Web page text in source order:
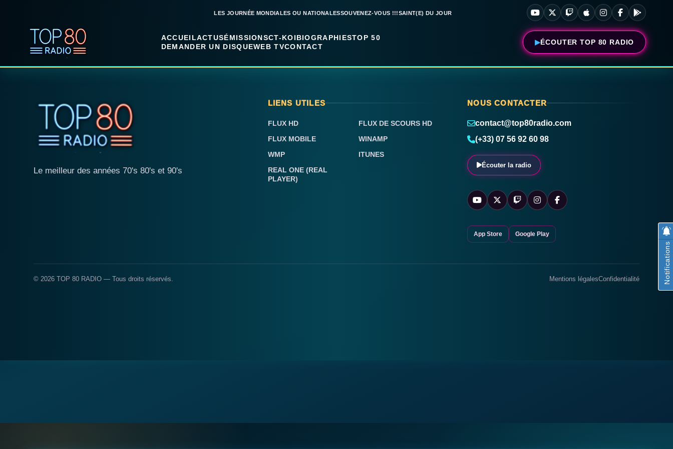
LES JOURNÉE MONDIALES OU NATIONALESSOUVENEZ-VOUS !!!SAINT(E) DU JOUR
ACCUEILACTUSÉMISSIONSCT-KOIBIOGRAPHIESTOP 50
DEMANDER UN DISQUEWEB TVCONTACT
ÉCOUTER TOP 80 RADIO
Le meilleur des années 70's 80's et 90's
LIENS UTILES
FLUX HD
FLUX DE SCOURS HD
FLUX MOBILE
WINAMP
WMP
ITUNES
REAL ONE (REAL
PLAYER)
NOUS CONTACTER
contact@top80radio.com
(+33) 07 56 92 60 98
Écouter la radio
App Store Google Play
© 2026 TOP 80 RADIO — Tous droits réservés. Mentions légalesConfidentialité Notifications